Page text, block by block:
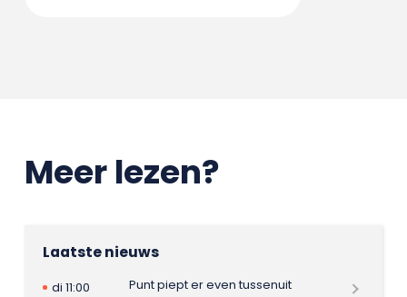
Meer lezen?
Laatste nieuws
di 11:00
Punt piept er even tussenuit